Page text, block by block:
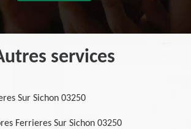
services
Sur Sichon 03250
Ferrieres Sur Sichon 03250